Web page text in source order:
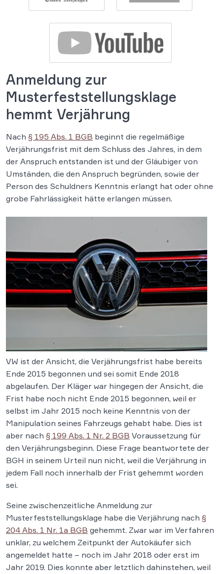
Anmeldung zur
Musterfeststellungsklage
hemmt Verjährung
Nach § 195 Abs. 1 BGB beginnt die regelmäßige
Verjährungsfrist mit dem Schluss des Jahres, in dem
der Anspruch entstanden ist und der Gläubiger von
Umständen, die den Anspruch begründen, sowie der
Person des Schuldners Kenntnis erlangt hat oder ohne
grobe Fahrlässigkeit hätte erlangen müssen.
VW ist der Ansicht, die Verjährungsfrist habe bereits
Ende 2015 begonnen und sei somit Ende 2018
abgelaufen. Der Kläger war hingegen der Ansicht, die
Frist habe noch nicht Ende 2015 begonnen, weil er
selbst im Jahr 2015 noch keine Kenntnis von der
Manipulation seines Fahrzeugs gehabt habe. Dies ist
aber nach § 199 Abs. 1 Nr. 2 BGB Voraussetzung für
den Verjährungsbeginn. Diese Frage beantwortete der
BGH in seinem Urteil nun nicht, weil die Verjährung in
jedem Fall noch innerhalb der Frist gehemmt worden
sei.
Seine zwischenzeitliche Anmeldung zur
Musterfeststellungsklage habe die Verjährung nach §
204 Abs. 1 Nr. 1a BGB gehemmt. Zwar war im Verfahren
unklar, zu welchem Zeitpunkt der Autokäufer sich
angemeldet hatte – noch im Jahr 2018 oder erst im
Jahr 2019. Dies konnte aber letztlich dahinstehen, weil